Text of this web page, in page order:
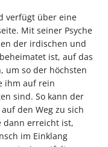
verfügt über eine
Mit seiner Psyche
der irdischen und
beheimatet ist, auf das
um so der höchsten
ihm auf rein
sind. So kann der
den Weg zu sich
dann erreicht ist,
im Einklang